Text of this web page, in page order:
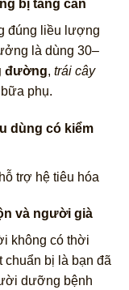
bị tăng cân
đúng liều lượng
là dùng 30–
đường, trái cây
phụ.
dùng có kiểm
trợ hệ tiêu hóa
và người già
không có thời
chuẩn bị là bạn đã
dưỡng bệnh